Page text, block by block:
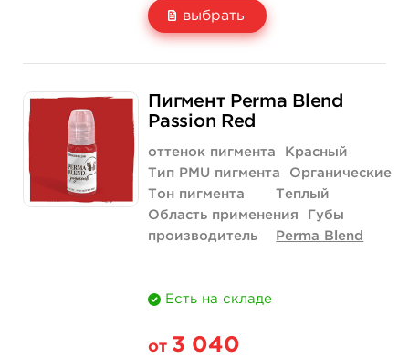
выбрать
Цена
Количество
3 515 руб.
купить
Пигмент Perma Blend
Passion Red
оттенок пигмента
Красный
Тип PMU пигмента
Органические
Тон пигмента
Теплый
Область применения
Губы
производитель
Perma Blend
Есть на складе
от 3 040